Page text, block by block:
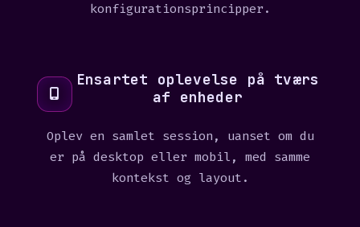
konfigurationsprincipper.
Ensartet oplevelse på tværs
af enheder
Oplev en samlet session, uanset om du
er på desktop eller mobil, med samme
kontekst og layout.